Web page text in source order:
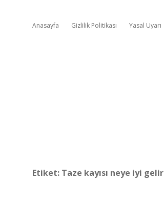
Anasayfa Gizlilik Politikası Yasal Uyarı
Etiket: Taze kayısı neye iyi gelir